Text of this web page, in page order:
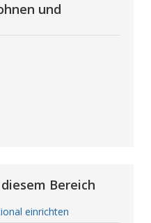
und
Bereich
einrichten